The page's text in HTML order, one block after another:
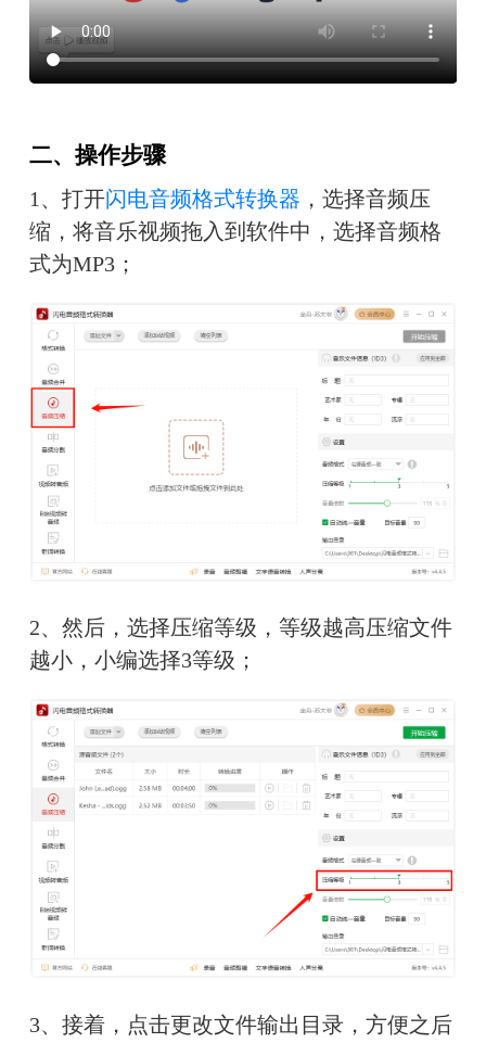
二、操作步骤
1、打开闪电音频格式转换器 ，选择音频压
缩，将音乐视频拖入到软件中，选择音频格
式为MP3；
2、然后，选择压缩等级，等级越高压缩文件
越小，小编选择3等级；
3、接着，点击更改文件输出目录，方便之后